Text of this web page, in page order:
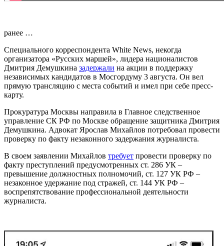
ранее …
Специального корреспондента White News, некогда
организатора «Русских маршей», лидера националистов
Дмитрия Демушкина задержали на акции в поддержку
независимых кандидатов в Мосгордуму 3 августа. Он вел
прямую трансляцию с места событий и имел при себе пресс-
карту.
Прокуратура Москвы направила в Главное следственное
управление СК РФ по Москве обращение защитника Дмитрия
Демушкина. Адвокат Ярослав Михайлов потребовал провести
проверку по факту незаконного задержания журналиста.
В своем заявлении Михайлов требует провести проверку по
факту преступлений предусмотренных ст. 286 УК –
превышение должностных полномочий, ст. 127 УК РФ –
незаконное удержание под стражей, ст. 144 УК РФ –
воспрепятствование профессиональной деятельности
журналиста.